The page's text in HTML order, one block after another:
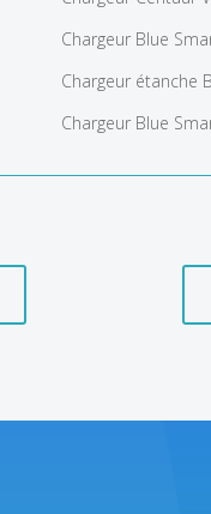
Chargeur Blue
Chargeur étanche
Chargeur Blue